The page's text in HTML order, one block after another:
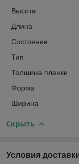
Высота
Длина
Состояние
Тип
Толщина пленки
Форма
Ширина
Скрыть
Условия